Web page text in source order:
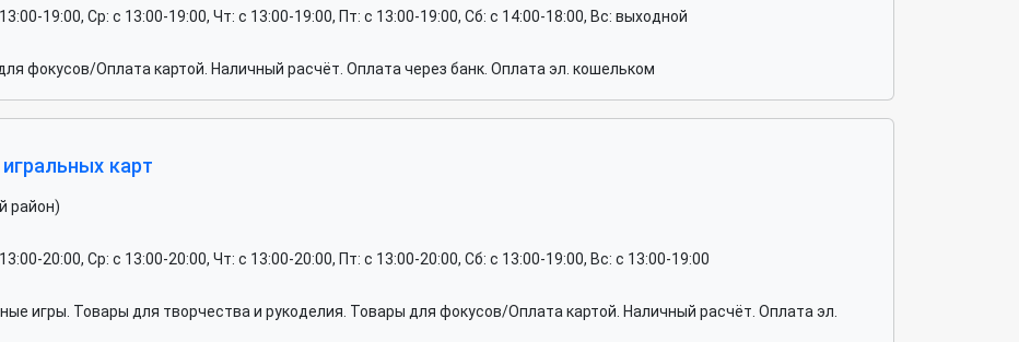
19:00, Ср: c 13:00-19:00, Чт: c 13:00-19:00, Пт: c 13:00-19:00, Сб: c 14:00-18:00, Вс: выходной
фокусов/Оплата картой. Наличный расчёт. Оплата через банк. Оплата эл. кошельком
карт
район)
20:00, Ср: c 13:00-20:00, Чт: c 13:00-20:00, Пт: c 13:00-20:00, Сб: c 13:00-19:00, Вс: c 13:00-19:00
игры. Товары для творчества и рукоделия. Товары для фокусов/Оплата картой. Наличный расчёт. Оплата эл.